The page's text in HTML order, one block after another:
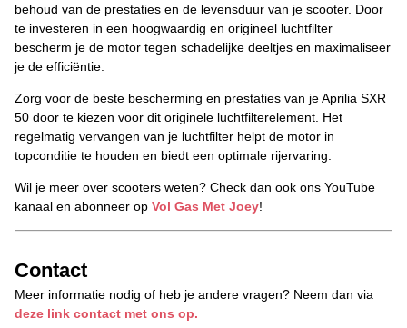
behoud van de prestaties en de levensduur van je scooter. Door
te investeren in een hoogwaardig en origineel luchtfilter
bescherm je de motor tegen schadelijke deeltjes en maximaliseer
je de efficiëntie.
Zorg voor de beste bescherming en prestaties van je Aprilia SXR
50 door te kiezen voor dit originele luchtfilterelement. Het
regelmatig vervangen van je luchtfilter helpt de motor in
topconditie te houden en biedt een optimale rijervaring.
Wil je meer over scooters weten? Check dan ook ons YouTube
kanaal en abonneer op Vol Gas Met Joey!
Contact
Meer informatie nodig of heb je andere vragen? Neem dan via
deze link contact met ons op.